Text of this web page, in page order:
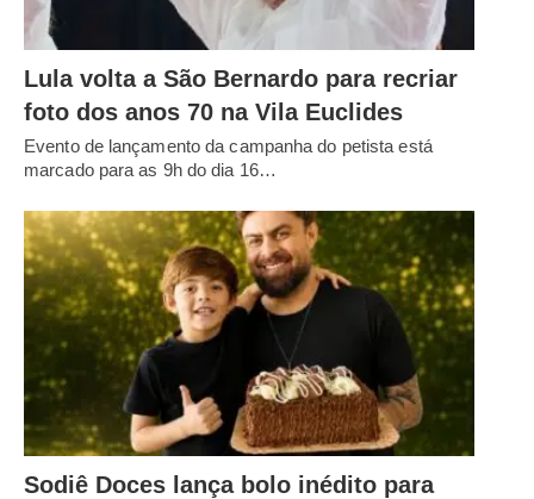
Lula volta a São Bernardo para recriar
foto dos anos 70 na Vila Euclides
Evento de lançamento da campanha do petista está
marcado para as 9h do dia 16…
Sodiê Doces lança bolo inédito para